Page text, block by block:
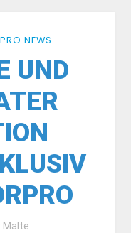
NEWS
UND
Malte